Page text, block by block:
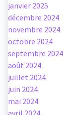
janvier 2025
décembre 2024
novembre 2024
octobre 2024
septembre 2024
août 2024
juillet 2024
juin 2024
mai 2024